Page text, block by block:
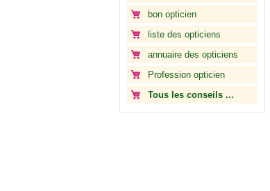
bon opticien
liste des opticiens
annuaire des opticiens
Profession opticien
Tous les conseils ...